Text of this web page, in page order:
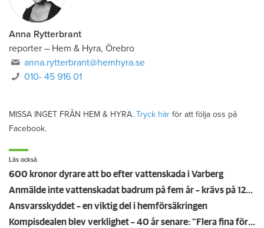
Anna Rytterbrant
reporter – Hem & Hyra, Örebro
anna.rytterbrant@hemhyra.se
010- 45 916 01
MISSA INGET FRÅN HEM & HYRA. Tryck här för att följa oss på
Facebook.
Läs också
600 kronor dyrare att bo efter vattenskada i Varberg
Anmälde inte vattenskadat badrum på fem år – krävs på 125 000 kronor
Ansvarsskyddet – en viktig del i hemförsäkringen
Kompisdealen blev verklighet – 40 år senare: "Flera fina fördelar med att dela bostad"